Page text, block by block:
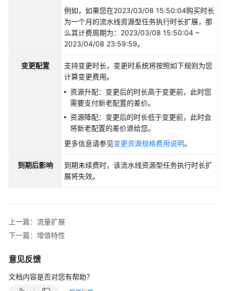
CodeArts
展
展
展
例如，如果您在2023/03/08 15:50:04购买时长
为一个月的流水线资源型任务执行时长扩展，那
么其计费周期为：2023/03/08 15:50:04 ~
2023/04/08 23:59:59。
变更配置
支持变更时长，变更时系统将按照如下规则为您
计算变更费用。
资源升配：变更后的时长高于变更前，此时您
需要支付新老配置的差价。
资源降配：变更后的时长低于变更前，此时会
将新老配置的差价退给您。
更多信息请参见变更资源规格费用说明。
到期后影响
到期未续费时，该流水线资源型任务执行时长扩
展将失效。
上一篇：流量扩展
下一篇：增值特性
意见反馈
文档内容是否对您有帮助？